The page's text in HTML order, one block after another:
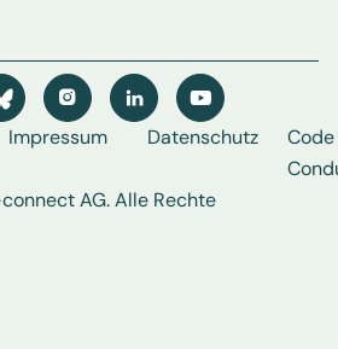
AG. Alle Rechte
Impressum Datenschutz
  